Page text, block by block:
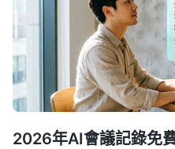
2026年AI會議記錄免